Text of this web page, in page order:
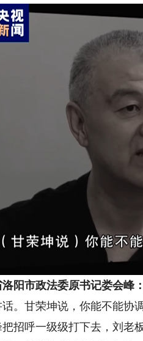
阳市政法委原书记娄会峰
。甘荣坤说，你能不能协
呼一级级打下去，刘老板